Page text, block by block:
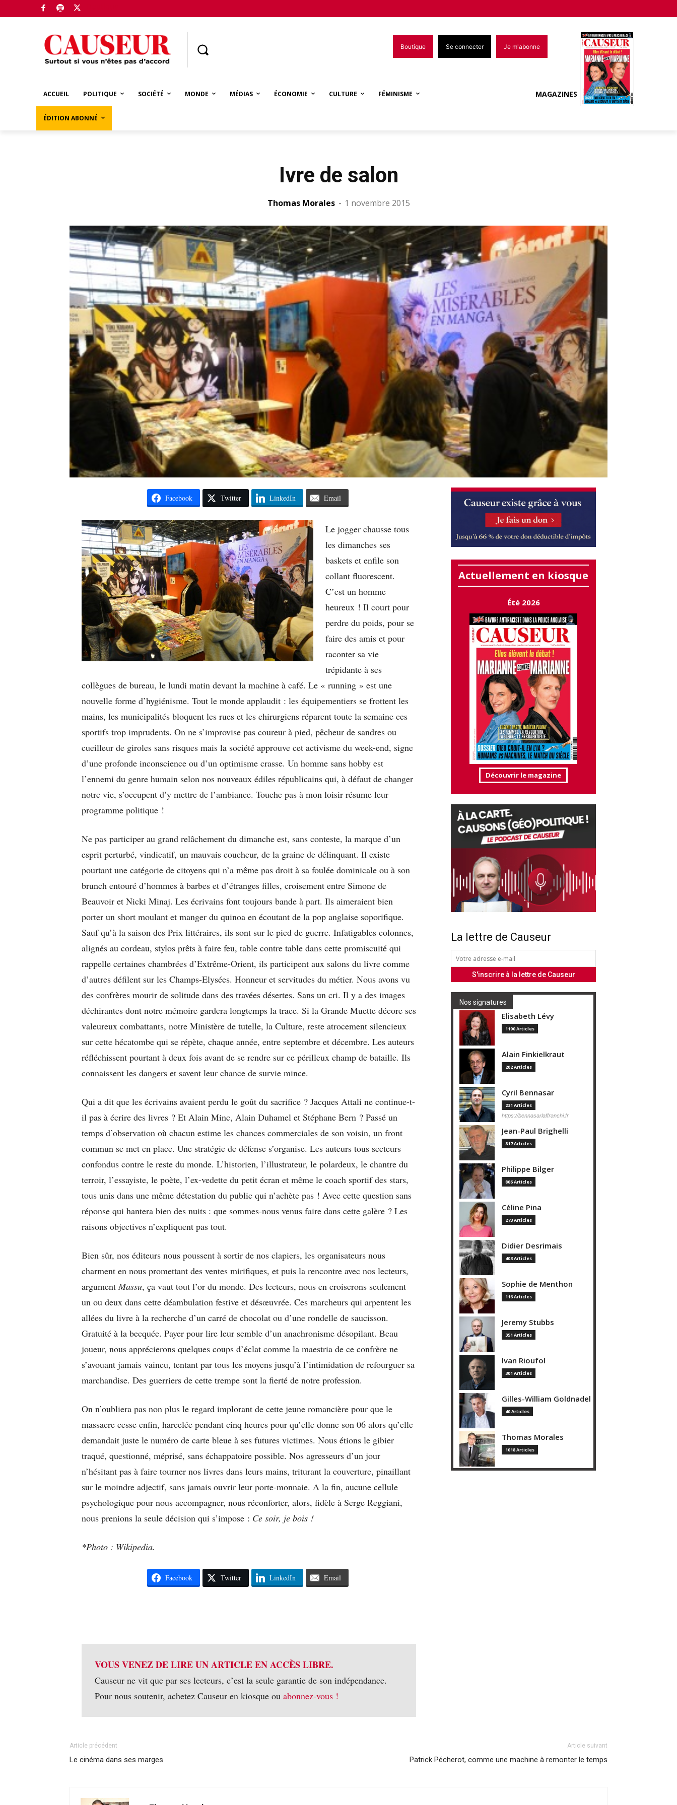
Boutique Se connecter Je m'abonne
ACCUEIL POLITIQUE SOCIÉTÉ MONDE MÉDIAS ÉCONOMIE CULTURE FÉMINISME
ÉDITION ABONNÉ
MAGAZINES
Ivre de salon
Thomas Morales - 1 novembre 2015
Facebook Twitter LinkedIn Email
Le jogger chausse tous
les dimanches ses
baskets et enfile son
collant fluorescent.
C’est un homme
heureux ! Il court pour
perdre du poids, pour se
faire des amis et pour
raconter sa vie
trépidante à ses
collègues de bureau, le lundi matin devant la machine à café. Le « running » est une
nouvelle forme d’hygiénisme. Tout le monde applaudit : les équipementiers se frottent les
mains, les municipalités bloquent les rues et les chirurgiens réparent toute la semaine ces
sportifs trop imprudents. On ne s’improvise pas coureur à pied, pêcheur de sandres ou
cueilleur de giroles sans risques mais la société approuve cet activisme du week-end, signe
d’une profonde inconscience ou d’un optimisme crasse. Un homme sans hobby est
l’ennemi du genre humain selon nos nouveaux édiles républicains qui, à défaut de changer
notre vie, s’occupent d’y mettre de l’ambiance. Touche pas à mon loisir résume leur
programme politique !
Ne pas participer au grand relâchement du dimanche est, sans conteste, la marque d’un
esprit perturbé, vindicatif, un mauvais coucheur, de la graine de délinquant. Il existe
pourtant une catégorie de citoyens qui n’a même pas droit à sa foulée dominicale ou à son
brunch entouré d’hommes à barbes et d’étranges filles, croisement entre Simone de
Beauvoir et Nicki Minaj. Les écrivains font toujours bande à part. Ils aimeraient bien
porter un short moulant et manger du quinoa en écoutant de la pop anglaise soporifique.
Sauf qu’à la saison des Prix littéraires, ils sont sur le pied de guerre. Infatigables colonnes,
alignés au cordeau, stylos prêts à faire feu, table contre table dans cette promiscuité qui
rappelle certaines chambrées d’Extrême-Orient, ils participent aux salons du livre comme
d’autres défilent sur les Champs-Elysées. Honneur et servitudes du métier. Nous avons vu
des confrères mourir de solitude dans des travées désertes. Sans un cri. Il y a des images
déchirantes dont notre mémoire gardera longtemps la trace. Si la Grande Muette décore ses
valeureux combattants, notre Ministère de tutelle, la Culture, reste atrocement silencieux
sur cette hécatombe qui se répète, chaque année, entre septembre et décembre. Les auteurs
réfléchissent pourtant à deux fois avant de se rendre sur ce périlleux champ de bataille. Ils
connaissent les dangers et savent leur chance de survie mince.
Qui a dit que les écrivains avaient perdu le goût du sacrifice ? Jacques Attali ne continue-t-
il pas à écrire des livres ? Et Alain Minc, Alain Duhamel et Stéphane Bern ? Passé un
temps d’observation où chacun estime les chances commerciales de son voisin, un front
commun se met en place. Une stratégie de défense s’organise. Les auteurs tous secteurs
confondus contre le reste du monde. L’historien, l’illustrateur, le polardeux, le chantre du
terroir, l’essayiste, le poète, l’ex-vedette du petit écran et même le coach sportif des stars,
tous unis dans une même détestation du public qui n’achète pas ! Avec cette question sans
réponse qui hantera bien des nuits : que sommes-nous venus faire dans cette galère ? Les
raisons objectives n’expliquent pas tout.
Bien sûr, nos éditeurs nous poussent à sortir de nos clapiers, les organisateurs nous
charment en nous promettant des ventes mirifiques, et puis la rencontre avec nos lecteurs,
argument Massu, ça vaut tout l’or du monde. Des lecteurs, nous en croiserons seulement
un ou deux dans cette déambulation festive et désœuvrée. Ces marcheurs qui arpentent les
allées du livre à la recherche d’un carré de chocolat ou d’une rondelle de saucisson.
Gratuité à la becquée. Payer pour lire leur semble d’un anachronisme désopilant. Beau
joueur, nous apprécierons quelques coups d’éclat comme la maestria de ce confrère ne
s’avouant jamais vaincu, tentant par tous les moyens jusqu’à l’intimidation de refourguer sa
marchandise. Des guerriers de cette trempe sont la fierté de notre profession.
On n’oubliera pas non plus le regard implorant de cette jeune romancière pour que le
massacre cesse enfin, harcelée pendant cinq heures pour qu’elle donne son 06 alors qu’elle
demandait juste le numéro de carte bleue à ses futures victimes. Nous étions le gibier
traqué, questionné, méprisé, sans échappatoire possible. Nos agresseurs d’un jour
n’hésitant pas à faire tourner nos livres dans leurs mains, triturant la couverture, pinaillant
sur le moindre adjectif, sans jamais ouvrir leur porte-monnaie. A la fin, aucune cellule
psychologique pour nous accompagner, nous réconforter, alors, fidèle à Serge Reggiani,
nous prenions la seule décision qui s’impose : Ce soir, je bois !
*Photo : Wikipedia.
Facebook Twitter LinkedIn Email
VOUS VENEZ DE LIRE UN ARTICLE EN ACCÈS LIBRE.
Causeur ne vit que par ses lecteurs, c’est la seule garantie de son indépendance.
Pour nous soutenir, achetez Causeur en kiosque ou abonnez-vous !
Actuellement en kiosque
Été 2026
Découvrir le magazine
La lettre de Causeur
Nos signatures
Elisabeth Lévy
1190 Articles
Alain Finkielkraut
202 Articles
Cyril Bennasar
231 Articles
https://bennasarlaffranchi.fr
Jean-Paul Brighelli
817 Articles
Philippe Bilger
806 Articles
Céline Pina
273 Articles
Didier Desrimais
403 Articles
Sophie de Menthon
116 Articles
Jeremy Stubbs
351 Articles
Ivan Rioufol
301 Articles
Gilles-William Goldnadel
40 Articles
Thomas Morales
1018 Articles
Article précédent
Le cinéma dans ses marges
Article suivant
Patrick Pécherot, comme une machine à remonter le temps